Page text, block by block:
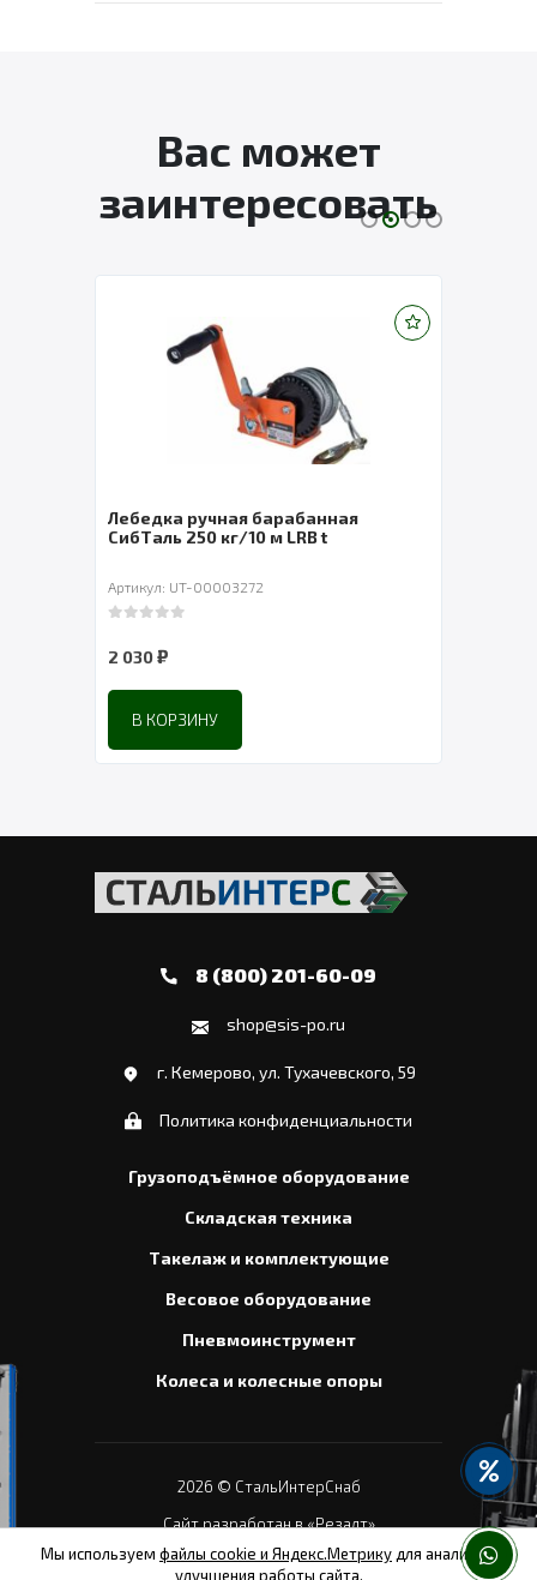
Вас может
заинтересовать
Лебедка ручная барабанная
СибТаль 250 кг/10 м LRB t
Артикул: UT-00003272
2 030₽
В КОРЗИНУ
8 (800) 201-60-09
shop@sis-po.ru
г. Кемерово, ул. Тухачевского, 59
Политика конфиденциальности
Грузоподъёмное оборудование
Складская техника
Такелаж и комплектующие
Весовое оборудование
Пневмоинструмент
Колеса и колесные опоры
2026 © СтальИнтерСнаб
Сайт разработан в «Резалт»
Мы используем файлы cookie и Яндекс.Метрику для анализа и
улучшения работы сайта.